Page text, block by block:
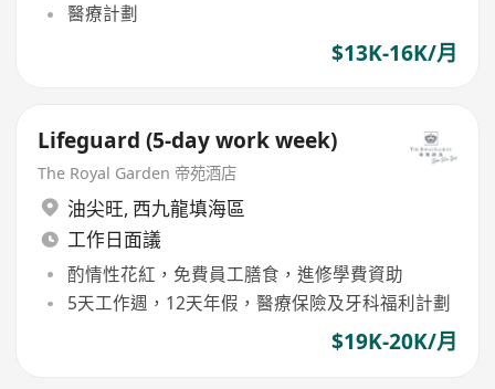
醫療計劃
$13K-16K/月
Lifeguard (5-day work week)
The Royal Garden 帝苑酒店
油尖旺, 西九龍填海區
工作日面議
酌情性花紅，免費員工膳食，進修學費資助
5天工作週，12天年假，醫療保險及牙科福利計劃
$19K-20K/月